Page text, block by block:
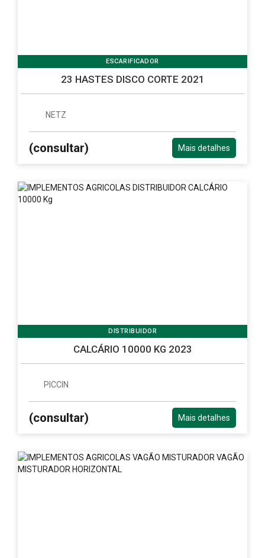
ESCARIFICADOR
23 HASTES DISCO CORTE 2021
NETZ
(consultar) Mais detalhes
DISTRIBUIDOR
CALCÁRIO 10000 KG 2023
PICCIN
(consultar) Mais detalhes